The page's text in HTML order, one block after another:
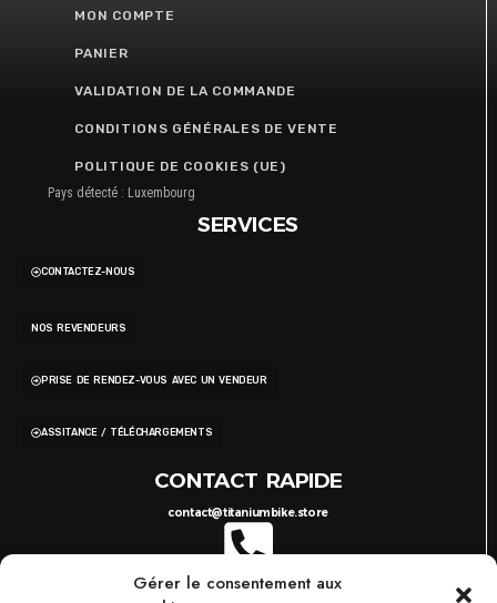
Gérer le consentement aux
MON COMPTE
PANIER
VALIDATION DE LA COMMANDE
CONDITIONS GÉNÉRALES DE VENTE
POLITIQUE DE COOKIES (UE)
Pays détecté : Luxembourg
SERVICES
CONTACTEZ-NOUS
NOS REVENDEURS
PRISE DE RENDEZ-VOUS AVEC UN VENDEUR
ASSITANCE / TÉLÉCHARGEMENTS
CONTACT RAPIDE
contact@titaniumbike.store
0035 26 61 40 36 17